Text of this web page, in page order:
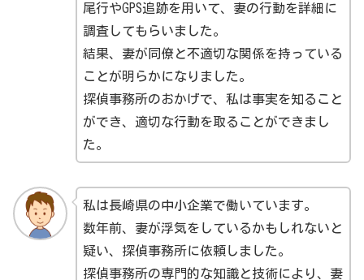
尾行やGPS追跡を用いて、妻の行動を詳細に
調査してもらいました。
結果、妻が同僚と不適切な関係を持っている
ことが明らかになりました。
探偵事務所のおかげで、私は事実を知ること
ができ、適切な行動を取ることができまし
た。
私は長崎県の中小企業で働いています。
数年前、妻が浮気をしているかもしれないと
疑い、探偵事務所に依頼しました。
探偵事務所の専門的な知識と技術により、妻